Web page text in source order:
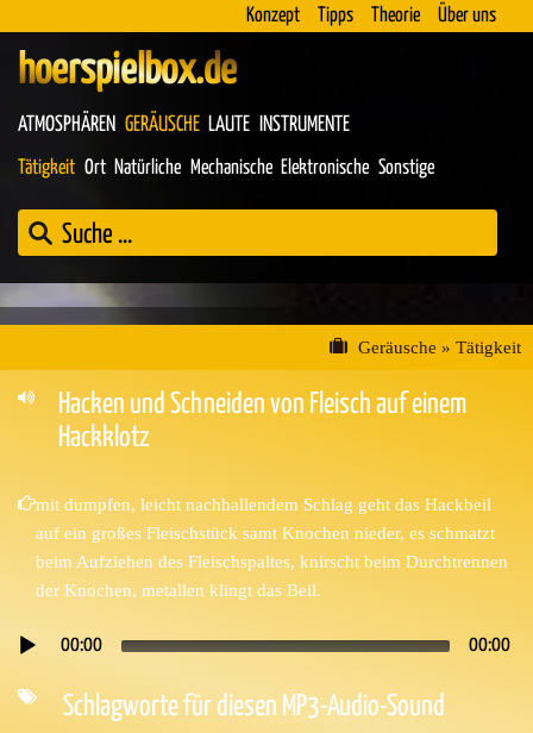
Konzept Tipps Theorie Über uns
hoerspielbox.de
ATMOSPHÄREN GERÄUSCHE LAUTE INSTRUMENTE
Tätigkeit Ort Natürliche Mechanische Elektronische Sonstige
Geräusche » Tätigkeit
Hacken und Schneiden von Fleisch auf einem
Hackklotz
mit dumpfen, leicht nachhallendem Schlag geht das Hackbeil
auf ein großes Fleischstück samt Knochen nieder, es schmatzt
beim Aufziehen des Fleischspaltes, knirscht beim Durchtrennen
der Knochen, metallen klingt das Beil.
Audio-
00:00 00:00
Schlagworte für diesen MP3-Audio-Sound